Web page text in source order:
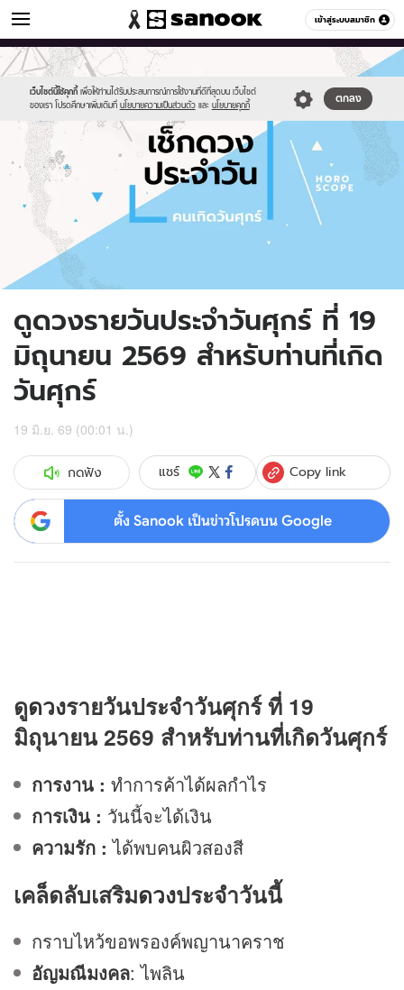
เข้าสู่ระบบสมาชิก
ดูดวง หมวดอื่นๆ
เว็บไซต์นี้ใช้คุกกี้ เพื่อให้ท่านได้รับประสบการณ์การใช้งานที่ดีที่สุดบน เว็บไซต์
ของเรา โปรดศึกษาเพิ่มเติมที่ นโยบายความเป็นส่วนตัว และ นโยบายคุกกี้
ตกลง
Sanook
//s.isanook.com/sr/0/images/logo-
new-
sanook.png
600
60
//s.isanook.com/ho/0/ud/fxd/day/daily-
horoscope-
friday.jpg
ดูดวงรายวันประจำวันศุกร์ ที่ 19
มิถุนายน 2569 สำหรับท่านที่เกิด
วันศุกร์
19 มิ.ย. 69 (00:01 น.)
กดฟัง แชร์ Copy link
ตั้ง Sanook เป็นข่าวโปรดบน Google
ดูดวงรายวันประจำวันศุกร์ ที่ 19
มิถุนายน 2569 สำหรับท่านที่เกิดวันศุกร์
การงาน : ทำการค้าได้ผลกำไร
การเงิน : วันนี้จะได้เงิน
ความรัก :ได้พบคนผิวสองสี
เคล็ดลับเสริมดวงประจำวันนี้
กราบไหว้ขอพรองค์พญานาคราช
อัญมณีมงคล: ไพลิน